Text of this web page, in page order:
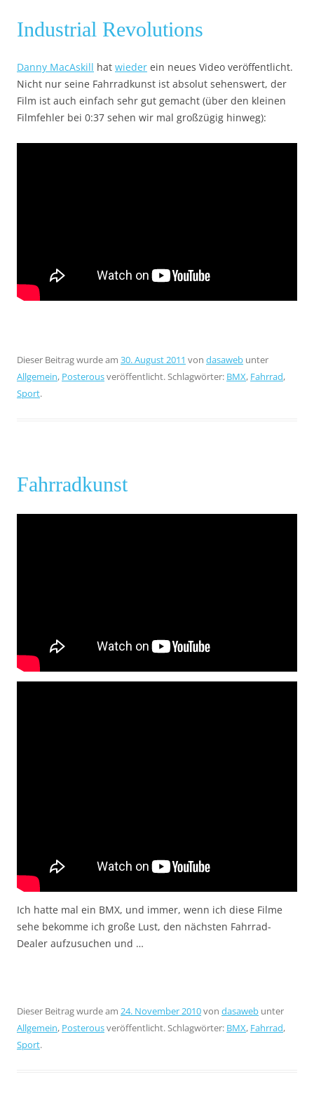
Industrial Revolutions
Danny MacAskill hat wieder ein neues Video veröffentlicht.
Nicht nur seine Fahrradkunst ist absolut sehenswert, der
Film ist auch einfach sehr gut gemacht (über den kleinen
Filmfehler bei 0:37 sehen wir mal großzügig hinweg):
Dieser Beitrag wurde am 30. August 2011 von dasaweb unter
Allgemein, Posterousveröffentlicht. Schlagwörter: BMX, Fahrrad,
Sport.
Fahrradkunst
Ich hatte mal ein BMX, und immer, wenn ich diese Filme
sehe bekomme ich große Lust, den nächsten Fahrrad-
Dealer aufzusuchen und …
Dieser Beitrag wurde am 24. November 2010von dasaweb unter
Allgemein, Posterousveröffentlicht. Schlagwörter: BMX, Fahrrad,
Sport.